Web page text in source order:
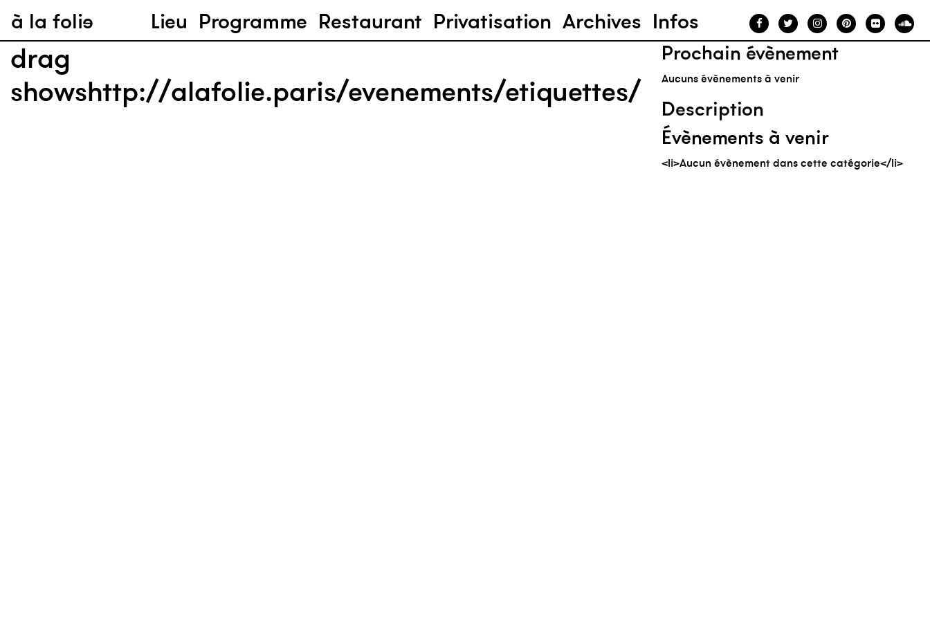
à la folie Lieu Programme Restaurant Privatisation Archives Infos
drag
showshttp://alafolie.paris/evenements/etiquettes/
Prochain évènement
Aucuns évènements à venir
Description
Évènements à venir
<li>Aucun évènement dans cette catégorie</li>